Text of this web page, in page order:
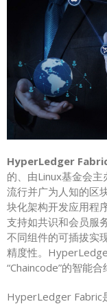
HyperLedger
的、由Linux基金会
流行并广为人知的区
块化架构开发应用程
支持如共识和会员服
不同组件的可插拔实
精度性。
“Chaincode”的智能
HyperLedger Fabric